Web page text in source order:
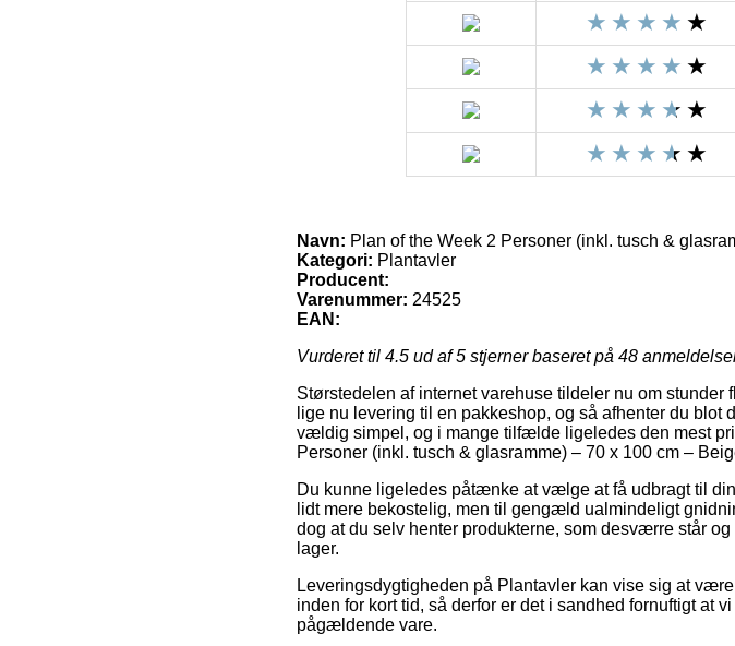
Navn: Plan of the Week 2 Personer (inkl. tusch &
Kategori: Plantavler
Producent:
Varenummer: 24525
EAN:
Vurderet til 4.5 ud af 5 stjerner baseret på 48
Størstedelen af internet varehuse tildeler nu om
lige nu levering til en pakkeshop, og så afhenter du
vældig simpel, og i mange tilfælde ligeledes den mest
Personer (inkl. tusch & glasramme) – 70 x 100 cm –
Du kunne ligeledes påtænke at vælge at få udbragt til
lidt mere bekostelig, men til gengæld ualmindeligt
dog at du selv henter produkterne, som desværre står
lager.
Leveringsdygtigheden på Plantavler kan vise sig at
inden for kort tid, så derfor er det i sandhed fornuftigt at
pågældende vare.